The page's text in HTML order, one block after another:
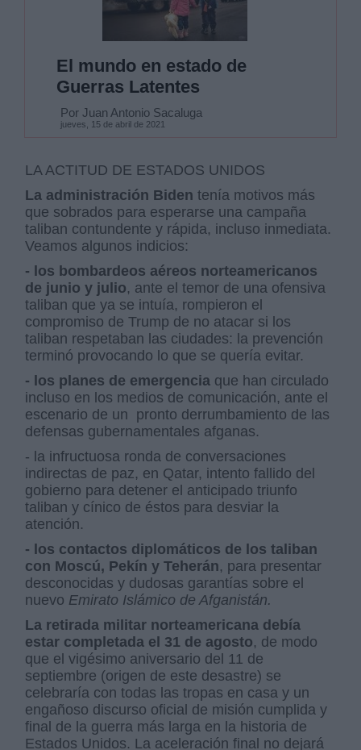
El mundo en estado de
Guerras Latentes
Por Juan Antonio Sacaluga
jueves, 15 de abril de 2021
LA ACTITUD DE ESTADOS UNIDOS
La administración Biden tenía motivos más
que sobrados para esperarse una campaña
taliban contundente y rápida, incluso inmediata.
Veamos algunos indicios:
- los bombardeos aéreos norteamericanos
de junio y julio, ante el temor de una ofensiva
taliban que ya se intuía, rompieron el
compromiso de Trump de no atacar si los
taliban respetaban las ciudades: la prevención
terminó provocando lo que se quería evitar.
- los planes de emergencia que han circulado
incluso en los medios de comunicación, ante el
escenario de un pronto derrumbamiento de las
defensas gubernamentales afganas.
- la infructuosa ronda de conversaciones
indirectas de paz, en Qatar, intento fallido del
gobierno para detener el anticipado triunfo
taliban y cínico de éstos para desviar la
atención.
- los contactos diplomáticos de los taliban
con Moscú, Pekín y Teherán, para presentar
desconocidas y dudosas garantías sobre el
nuevo Emirato Islámico de Afganistán.
La retirada militar norteamericana debía
estar completada el 31 de agosto, de modo
que el vigésimo aniversario del 11 de
septiembre (origen de este desastre) se
celebraría con todas las tropas en casa y un
engañoso discurso oficial de misión cumplida y
final de la guerra más larga en la historia de
Estados Unidos. La aceleración final no dejará